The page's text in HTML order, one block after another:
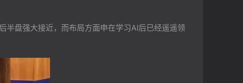
盘强大接近，而布局方面申在学习AI后已经遥遥领